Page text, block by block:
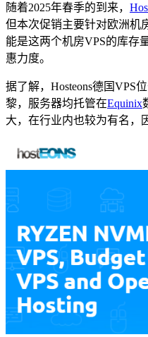
随着2025年春季的到来，
但本次促销主要针对欧洲机
能是这两个机房VPS的库存
惠力度。
据了解，Hosteons德国VPS
黎，服务器均托管在Equinix
大，在行业内也较为有名，